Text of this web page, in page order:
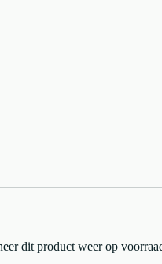
dit product weer op